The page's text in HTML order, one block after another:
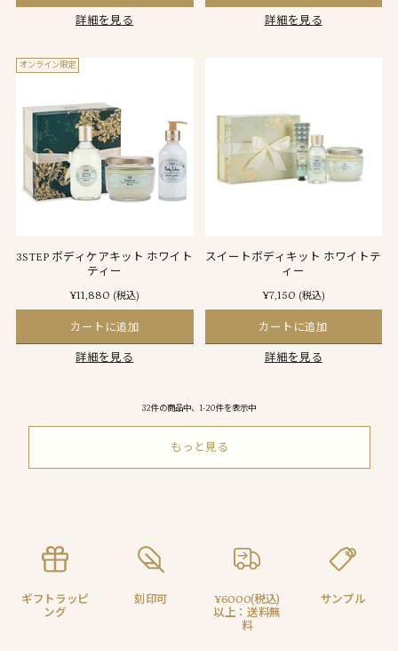
詳細を見る 詳細を見る
オンライン限定
3STEP ボディケアキット ホワイト
ティー
¥11,880 (税込)
カートに追加
詳細を見る
スイートボディキット ホワイトテ
ィー
¥7,150 (税込)
カートに追加
詳細を見る
32件の商品中、1-20件を表示中
もっと見る
ギフトラッピ
ング
刻印可
¥6000(税込)
以上：送料無
料
サンプル